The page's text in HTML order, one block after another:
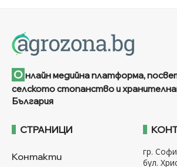
О нлайн медийна платформа,
селското стопанство и
България
СТРАНИЦИ
Контакти
гр.
бул.